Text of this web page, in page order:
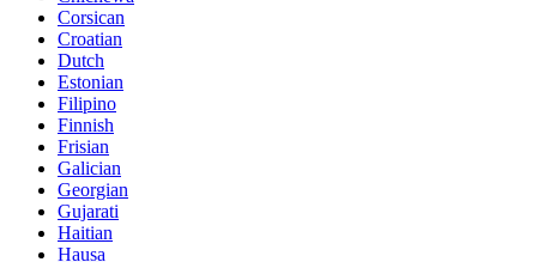
Corsican
Croatian
Dutch
Estonian
Filipino
Finnish
Frisian
Galician
Georgian
Gujarati
Haitian
Hausa